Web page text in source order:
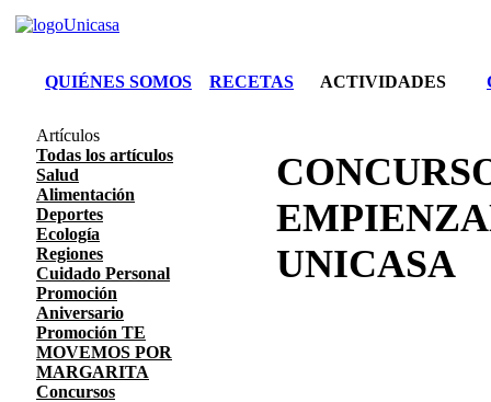
QUIÉNES SOMOS RECETAS ACTIVIDADES
Artículos
Todas los artículos
Salud
Alimentación
Deportes
Ecología
Regiones
Cuidado Personal
Promoción
Aniversario
Promoción TE
MOVEMOS POR
MARGARITA
Concursos
UNICASA